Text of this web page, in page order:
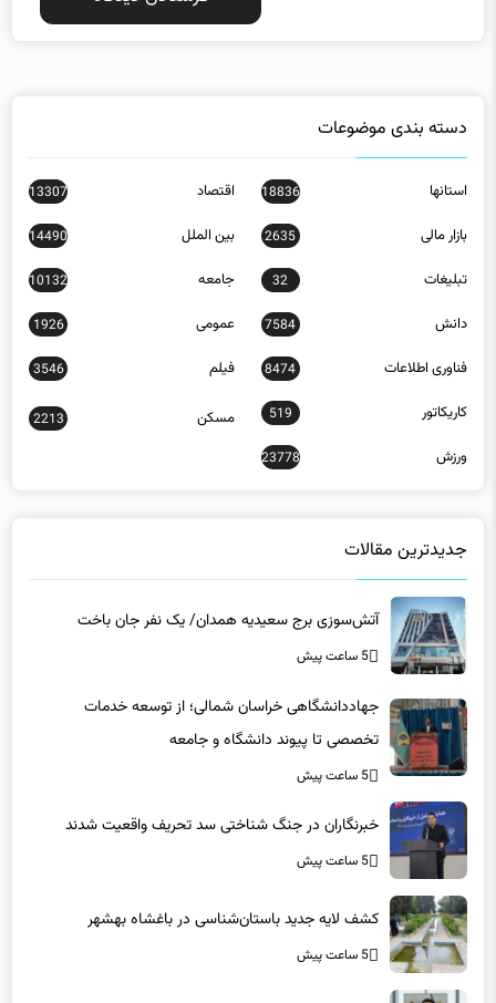
دسته بندی موضوعات
استانها 18836 اقتصاد 13307
بازار مالی 2635 بین الملل 14490
تبلیغات 32 جامعه 10132
دانش 7584 عمومی 1926
فناوری اطلاعات 8474 فیلم 3546
کاریکاتور 519 مسکن 2213
ورزش 23778
جدیدترین مقالات
آتش‌سوزی برج سعیدیه همدان/ یک نفر جان باخت
5 ساعت پیش
جهاددانشگاهی خراسان شمالی؛ از توسعه خدمات
تخصصی تا پیوند دانشگاه و جامعه
5 ساعت پیش
خبرنگاران در جنگ شناختی سد تحریف واقعیت شدند
5 ساعت پیش
کشف لایه جدید باستان‌شناسی در باغشاه بهشهر
5 ساعت پیش